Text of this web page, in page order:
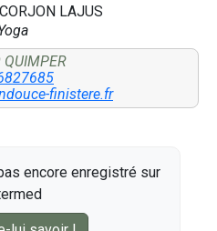
LAJUS
finistere.fr
encore enregistré sur